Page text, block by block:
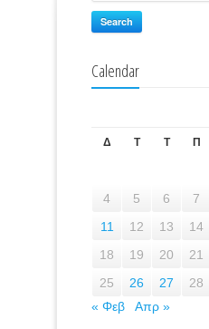
Search
Calendar
Δ Τ Τ Π
4
5 6 7
11
12 13 14
18
19 20 21
25
26 27 28
« Φεβ
Απρ »